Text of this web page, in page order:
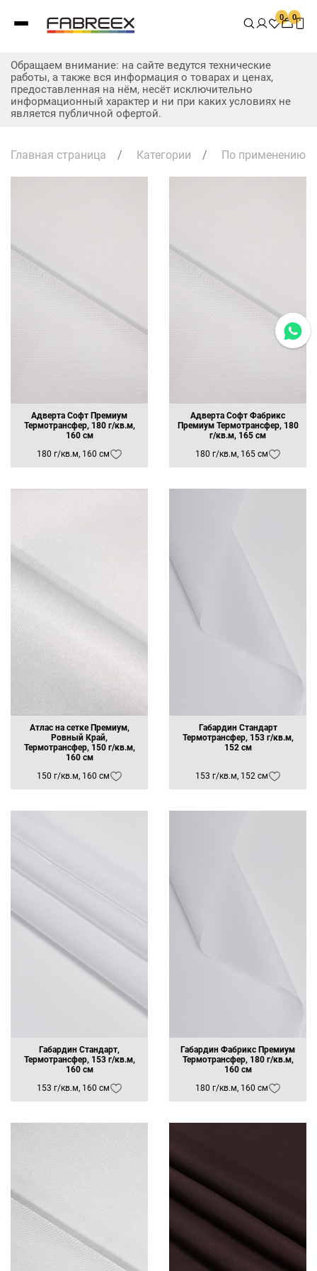
0 0
Обращаем внимание: на сайте ведутся технические
работы, а также вся информация о товарах и ценах,
предоставленная на нём, несёт исключительно
информационный характер и ни при каких условиях не
является публичной офертой.
Главная страница / Категории / По применению
Адверта Софт Премиум
Термотрансфер, 180 г/кв.м,
160 см
180 г/кв.м, 160 см
Адверта Софт Фабрикс
Премиум Термотрансфер, 180
г/кв.м, 165 см
180 г/кв.м, 165 см
Атлас на сетке Премиум,
Ровный Край,
Термотрансфер, 150 г/кв.м,
160 см
150 г/кв.м, 160 см
Габардин Стандарт
Термотрансфер, 153 г/кв.м,
152 см
153 г/кв.м, 152 см
Габардин Стандарт,
Термотрансфер, 153 г/кв.м,
160 см
153 г/кв.м, 160 см
Габардин Фабрикс Премиум
Термотрансфер, 180 г/кв.м,
160 см
180 г/кв.м, 160 см